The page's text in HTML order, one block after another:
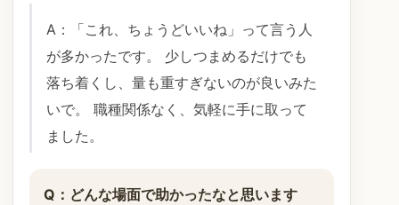
A：「これ、ちょうどいいね」って言う人
が多かったです。 少しつまめるだけでも
落ち着くし、量も重すぎないのが良いみた
いで。 職種関係なく、気軽に手に取って
ました。
Q：どんな場面で助かったなと思います